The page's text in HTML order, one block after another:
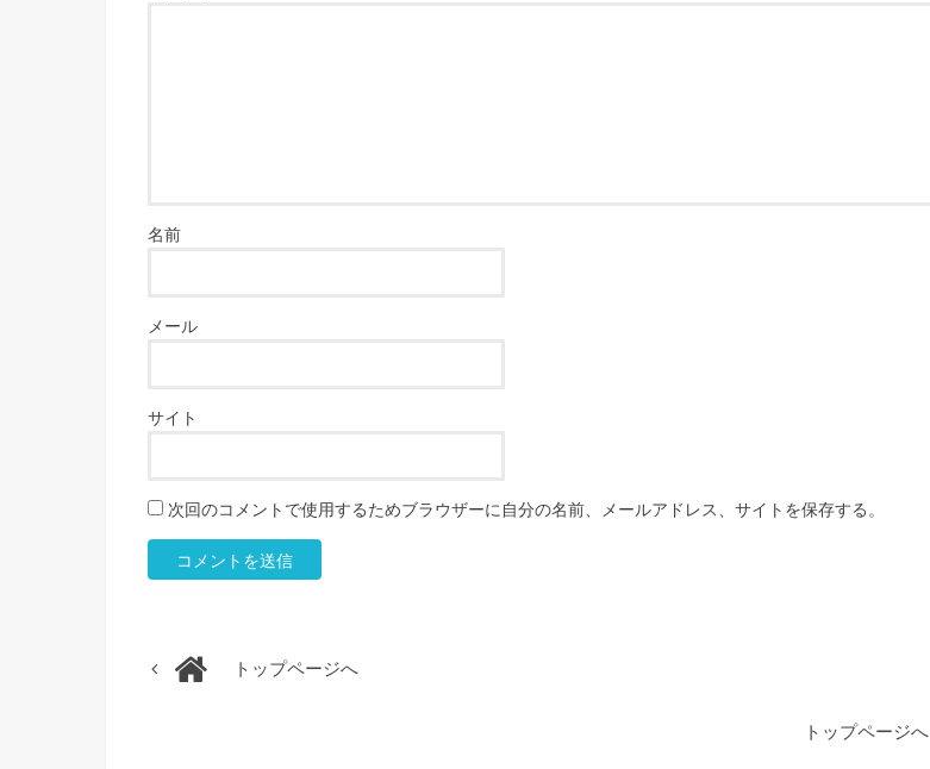
名前
メール
サイト
次回のコメントで使用するためブラウザーに自分の名前、メールアドレス、サイトを保存する。
トップページへ
トップページへ